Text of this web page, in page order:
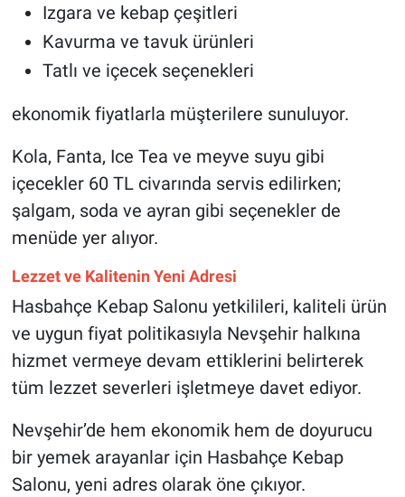
Izgara ve kebap çeşitleri
Kavurma ve tavuk ürünleri
Tatlı ve içecek seçenekleri
ekonomik fiyatlarla müşterilere sunuluyor.
Kola, Fanta, Ice Tea ve meyve suyu gibi
içecekler 60 TL civarında servis edilirken;
şalgam, soda ve ayran gibi seçenekler de
menüde yer alıyor.
Lezzet ve Kalitenin Yeni Adresi
Hasbahçe Kebap Salonu yetkilileri, kaliteli ürün
ve uygun fiyat politikasıyla Nevşehir halkına
hizmet vermeye devam ettiklerini belirterek
tüm lezzet severleri işletmeye davet ediyor.
Nevşehir’de hem ekonomik hem de doyurucu
bir yemek arayanlar için Hasbahçe Kebap
Salonu, yeni adres olarak öne çıkıyor.